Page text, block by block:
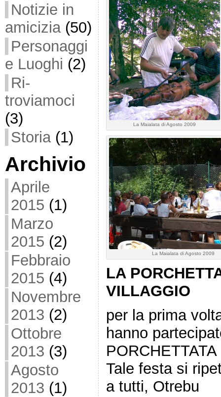
Notizie in
amicizia(50)
Personaggi
e Luoghi (2)
Ri-
troviamoci
(3)
Storia(1)
Archivio
Aprile
2015 (1)
Marzo
2015 (2)
Febbraio
2015 (4)
Novembre
2013 (2)
Ottobre
2013 (3)
Agosto
2013 (1)
La Maialata di Agosto 2009
La Maialata di Agosto 2009
LA
VILLAGGIO
per la prima
hanno
Tale festa si
a tutti, Otrebu